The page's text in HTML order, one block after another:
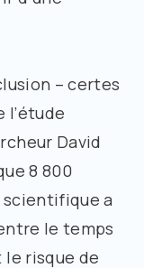
– certes
l’étude
David
8 800
scientifique a
le temps
risque de